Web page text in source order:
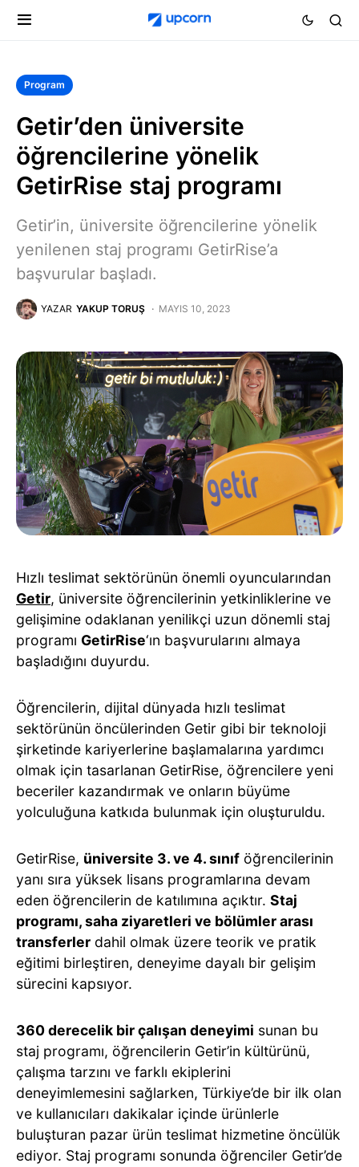
Program
Getir’den üniversite
öğrencilerine yönelik
GetirRise staj programı
Getir’in, üniversite öğrencilerine yönelik
yenilenen staj programı GetirRise’a
başvurular başladı.
YAZAR YAKUP TORUŞ MAYIS 10, 2023
Hızlı teslimat sektörünün önemli oyuncularından
Getir, üniversite öğrencilerinin yetkinliklerine ve
gelişimine odaklanan yenilikçi uzun dönemli staj
programı GetirRise‘ın başvurularını almaya
başladığını duyurdu.
Öğrencilerin, dijital dünyada hızlı teslimat
sektörünün öncülerinden Getir gibi bir teknoloji
şirketinde kariyerlerine başlamalarına yardımcı
olmak için tasarlanan GetirRise, öğrencilere yeni
beceriler kazandırmak ve onların büyüme
yolculuğuna katkıda bulunmak için oluşturuldu.
GetirRise, üniversite 3. ve 4. sınıf öğrencilerinin
yanı sıra yüksek lisans programlarına devam
eden öğrencilerin de katılımına açıktır. Staj
programı, saha ziyaretleri ve bölümler arası
transferler dahil olmak üzere teorik ve pratik
eğitimi birleştiren, deneyime dayalı bir gelişim
sürecini kapsıyor.
360 derecelik bir çalışan deneyimi sunan bu
staj programı, öğrencilerin Getir’in kültürünü,
çalışma tarzını ve farklı ekiplerini
deneyimlemesini sağlarken, Türkiye’de bir ilk olan
ve kullanıcıları dakikalar içinde ürünlerle
buluşturan pazar ürün teslimat hizmetine öncülük
ediyor. Staj programı sonunda öğrenciler Getir’de